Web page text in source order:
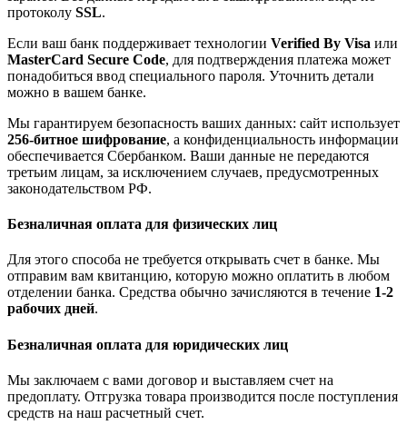
протоколу SSL.
Если ваш банк поддерживает технологии Verified By Visa или
MasterCard Secure Code, для подтверждения платежа может
понадобиться ввод специального пароля. Уточнить детали
можно в вашем банке.
Мы гарантируем безопасность ваших данных: сайт использует
256-битное шифрование, а конфиденциальность информации
обеспечивается Сбербанком. Ваши данные не передаются
третьим лицам, за исключением случаев, предусмотренных
законодательством РФ.
Безналичная оплата для физических лиц
Для этого способа не требуется открывать счет в банке. Мы
отправим вам квитанцию, которую можно оплатить в любом
отделении банка. Средства обычно зачисляются в течение 1-2
рабочих дней.
Безналичная оплата для юридических лиц
Мы заключаем с вами договор и выставляем счет на
предоплату. Отгрузка товара производится после поступления
средств на наш расчетный счет.